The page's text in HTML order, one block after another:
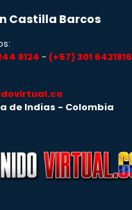
Castilla Barcos
8124 - (+57) 301 6421816
de Indias - Colombia